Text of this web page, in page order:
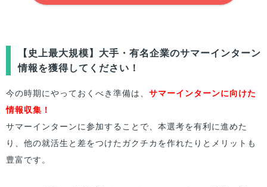
【史上最大規模】大手・有名企業のサマーインターン
情報を獲得してください！
今の時期にやっておくべき準備は、 サマーインターンに向けた
情報収集！
サマーインターンに参加することで、本選考を有利に進めた
り、他の就活生と差をつけたガクチカを作れたりとメリットも
豊富です。